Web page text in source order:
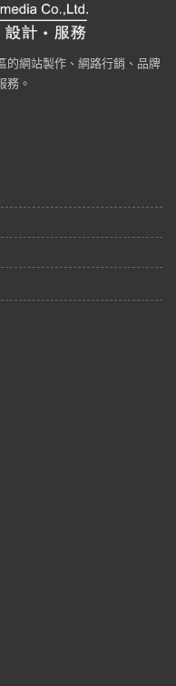
的網站製作、網路行銷、品牌
務。